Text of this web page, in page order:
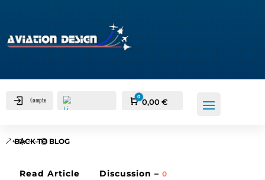
Compte Panier
0
0,00€
BACK TO BLOG
Read Article Discussion – 0